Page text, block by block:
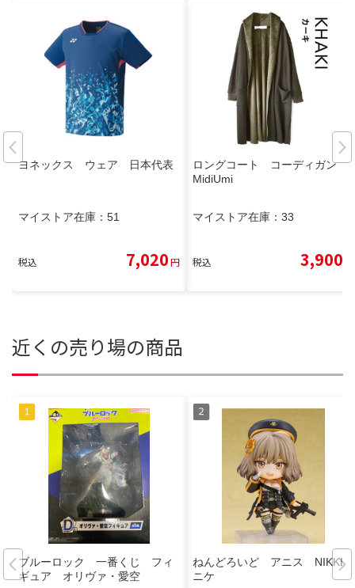
ヨネックス ウェア 日本代表
マイストア在庫： 51
税込 7,020円
ロングコート コーディガン
MidiUmi
マイストア在庫： 33
税込 3,900
近くの売り場の商品
ブルーロック 一番くじ フィ
ギュア オリヴァ・愛空
ねんどろいど アニス NIKKE
ニケ